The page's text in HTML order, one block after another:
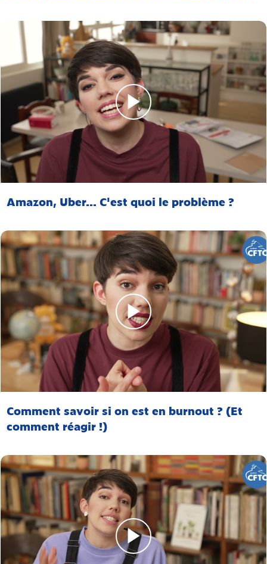
Amazon, Uber... C'est quoi le problème ?
Comment savoir si on est en burnout ? (Et
comment réagir !)